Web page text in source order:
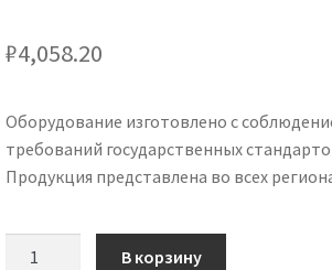
₽4,058.20
Оборудование изготовлено с
требований государственных
Продукция представлена во всех
В корзину